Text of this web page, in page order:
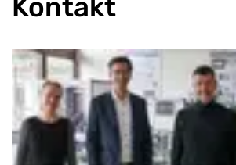
Kontakt